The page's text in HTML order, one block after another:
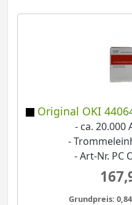
Original OKI
- ca. 20.000
-
- Art-Nr. PC
Grundpreis: